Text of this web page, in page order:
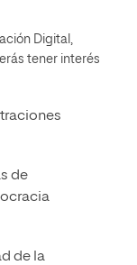
Digital,
tener interés
de
de la